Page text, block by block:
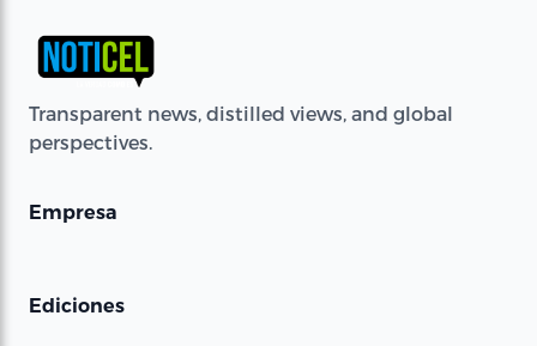
Transparent news, distilled views, and global
perspectives.
Empresa
Ediciones